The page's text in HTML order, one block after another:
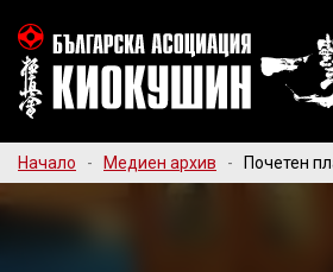
Начало - Медиен архив - Почетен